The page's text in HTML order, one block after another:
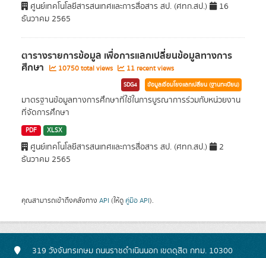
ศูนย์เทคโนโลยีสารสนเทศและการสื่อสาร สป. (ศทก.สป.)
16
ธันวาคม 2565
ตารางรายการข้อมูล เพื่อการแลกเปลี่ยนข้อมูลทางการ
ศึกษา 10750 total views 11 recent views
SDG4 ข้อมูลเชื่อมโยงแลกเปลี่ยน (ฐานทะเบียน)
มาตรฐานข้อมูลทางการศึกษาที่ใช้ในการบูรณาการร่วมกับหน่วยงาน
ที่จัดการศึกษา
PDF XLSX
ศูนย์เทคโนโลยีสารสนเทศและการสื่อสาร สป. (ศทก.สป.)
2
ธันวาคม 2565
คุณสามารถเข้าถึงคลังทาง API (ให้ดู คู่มือ API).
319 วังจันทรเกษม ถนนราชดำเนินนอก เขตดุสิต กทม. 10300